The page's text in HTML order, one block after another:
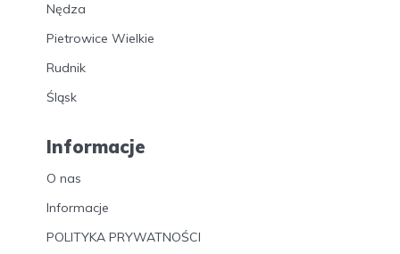
Nędza
Pietrowice Wielkie
Rudnik
Śląsk
Informacje
O nas
Informacje
POLITYKA PRYWATNOŚCI